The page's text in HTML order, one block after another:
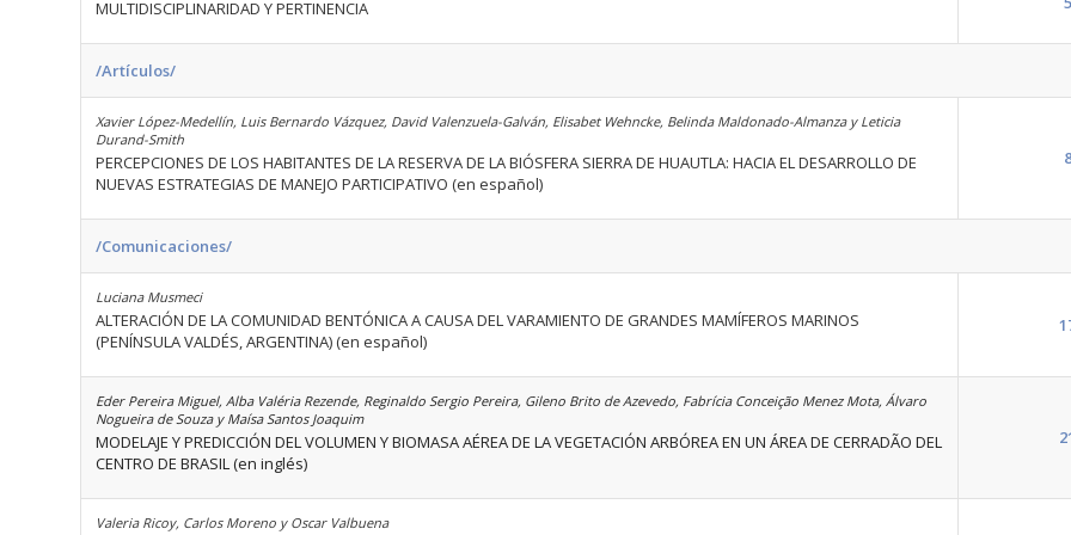
MULTIDISCIPLINARIDAD Y PERTINENCIA
/Artículos/
Xavier López-Medellín, Luis Bernardo Vázquez, David Valenzuela-Galván, Elisabet Wehncke, Belinda Maldonado-Almanza y Leticia
Durand-Smith
PERCEPCIONES DE LOS HABITANTES DE LA RESERVA DE LA BIÓSFERA SIERRA DE HUAUTLA: HACIA EL DESARROLLO DE
NUEVAS ESTRATEGIAS DE MANEJO PARTICIPATIVO (en español)
8
/Comunicaciones/
Luciana Musmeci
ALTERACIÓN DE LA COMUNIDAD BENTÓNICA A CAUSA DEL VARAMIENTO DE GRANDES MAMÍFEROS MARINOS
(PENÍNSULA VALDÉS, ARGENTINA) (en español)
Eder Pereira Miguel, Alba Valéria Rezende, Reginaldo Sergio Pereira, Gileno Brito de Azevedo, Fabrícia Conceição Menez Mota, Álvaro
Nogueira de Souza y Maísa Santos Joaquim
MODELAJE Y PREDICCIÓN DEL VOLUMEN Y BIOMASA AÉREA DE LA VEGETACIÓN ARBÓREA EN UN ÁREA DE CERRADÃO DEL
CENTRO DE BRASIL (en inglés)
Valeria Ricoy, Carlos Moreno y Oscar Valbuena